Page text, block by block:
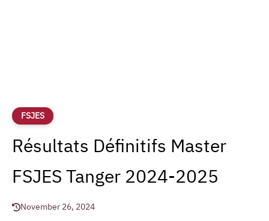
FSJES
Résultats Définitifs Master
FSJES Tanger 2024-2025
November 26, 2024